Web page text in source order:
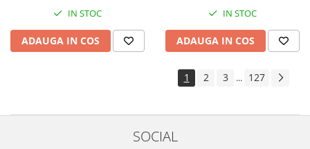
IN STOC
ADAUGA IN COS
IN STOC
ADAUGA IN COS
1 2 3 ... 127
SOCIAL